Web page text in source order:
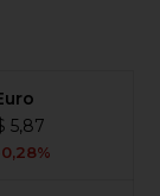
5,87